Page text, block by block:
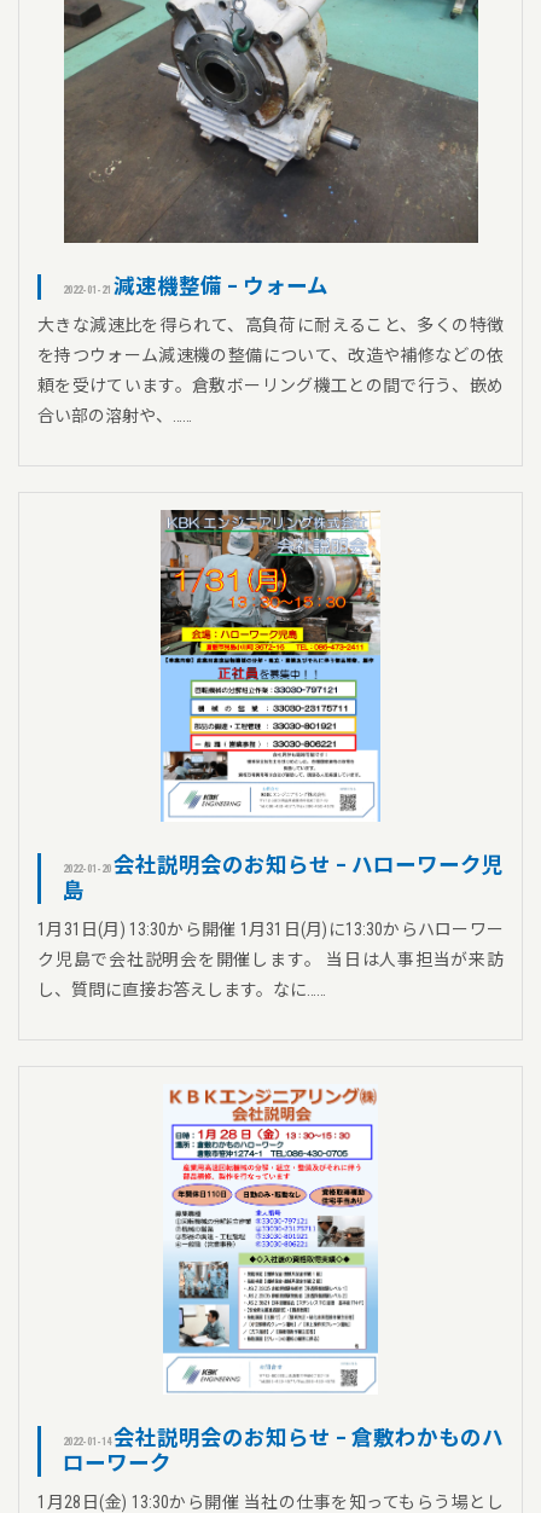
2022-01-21 減速機整備 – ウォーム
大きな減速比を得られて、高負荷に耐えること、多くの特徴
を持つウォーム減速機の整備について、改造や補修などの依
頼を受けています。倉敷ボーリング機工との間で行う、嵌め
合い部の溶射や、……
2022-01-20 会社説明会のお知らせ – ハローワーク児
島
1月31日(月) 13:30から開催 1月31日(月)に13:30からハローワー
ク児島で会社説明会を開催します。 当日は人事担当が来訪
し、質問に直接お答えします。なに……
2022-01-14会社説明会のお知らせ – 倉敷わかものハ
ローワーク
1月28日(金) 13:30から開催 当社の仕事を知ってもらう場とし